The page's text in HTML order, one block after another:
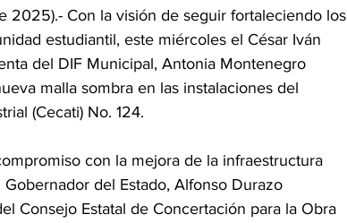
2025).- Con la visión de seguir fortaleciendo los
estudiantil, este miércoles el César Iván
del DIF Municipal, Antonia Montenegro
malla sombra en las instalaciones del
(Cecati) No. 124.
con la mejora de la infraestructura
del Estado, Alfonso Durazo
Consejo Estatal de Concertación para la Obra